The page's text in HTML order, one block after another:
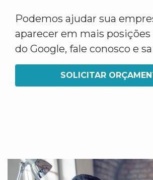
Podemos ajudar sua
aparecer em mais posições
do Google, fale conosco e
SOLICITAR